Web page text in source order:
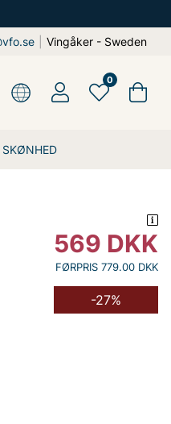
Vingåker - Sweden
SKØNHED
0
569 DKK
FØRPRIS 779.00 DKK
-27%